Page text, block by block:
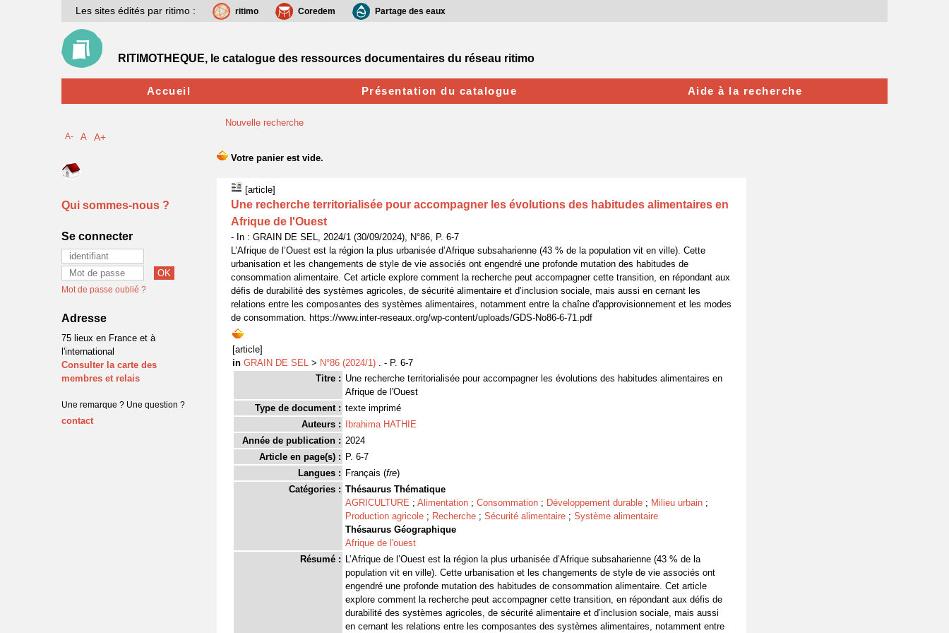
Nouvelle recherche
[article]
Une recherche territorialisée pour accompagner les évolutions des habitudes alimentaires en
Afrique de l'Ouest
- In : GRAIN DE SEL, 2024/1 (30/09/2024), N°86, P. 6-7
L’Afrique de l’Ouest est la région la plus urbanisée d’Afrique subsaharienne (43 % de la population vit en ville). Cette
urbanisation et les changements de style de vie associés ont engendré une profonde mutation des habitudes de
consommation alimentaire. Cet article explore comment la recherche peut accompagner cette transition, en répondant aux
défis de durabilité des systèmes agricoles, de sécurité alimentaire et d’inclusion sociale, mais aussi en cernant les
relations entre les composantes des systèmes alimentaires, notamment entre la chaîne d'approvisionnement et les modes
de consommation. https://www.inter-reseaux.org/wp-content/uploads/GDS-No86-6-71.pdf
[article]
in GRAIN DE SEL > N°86 (2024/1) . - P. 6-7
Titre : Une recherche territorialisée pour accompagner les évolutions des habitudes alimentaires en
Afrique de l'Ouest
Type de document : texte imprimé
Auteurs :
Ibrahima HATHIE
Année de publication : 2024
Article en page(s) : P. 6-7
Langues : Français (fre)
Catégories : Thésaurus Thématique
AGRICULTURE ; Alimentation ; Consommation ; Développement durable ; Milieu urbain ;
Production agricole ; Recherche ; Sécurité alimentaire ; Système alimentaire
Thésaurus Géographique
Afrique de l'ouest
Résumé : L’Afrique de l’Ouest est la région la plus urbanisée d’Afrique subsaharienne (43 % de la
population vit en ville). Cette urbanisation et les changements de style de vie associés ont
engendré une profonde mutation des habitudes de consommation alimentaire. Cet article
explore comment la recherche peut accompagner cette transition, en répondant aux défis de
durabilité des systèmes agricoles, de sécurité alimentaire et d’inclusion sociale, mais aussi
en cernant les relations entre les composantes des systèmes alimentaires, notamment entre
Les sites édités par ritimo : ritimo Coredem Partage des eaux
RITIMOTHEQUE, le catalogue des ressources documentaires du réseau ritimo
Accueil Présentation du catalogue Aide à la recherche
A- A A+
Qui sommes-nous ?
Se connecter
Mot de passe oublié ?
Adresse
75 lieux en France et à
l'international
Consulter la carte des
membres et relais
Une remarque ? Une question ?
contact